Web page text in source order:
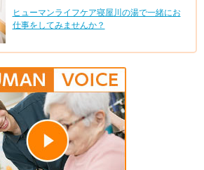
ヒューマンライフケア寝屋川の湯で一緒にお
仕事をしてみませんか？